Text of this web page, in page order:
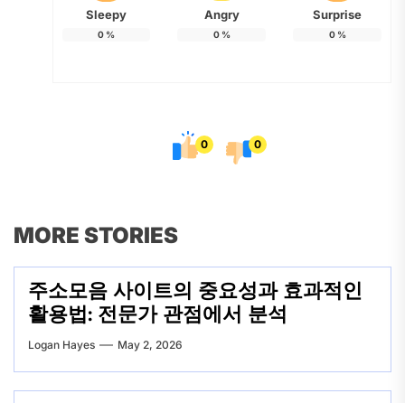
Sleepy
0 %
Angry
0%
Surprise
0%
0 0
MORE STORIES
주소모음 사이트의 중요성과 효과적인
활용법: 전문가 관점에서 분석
Logan Hayes May 2, 2026